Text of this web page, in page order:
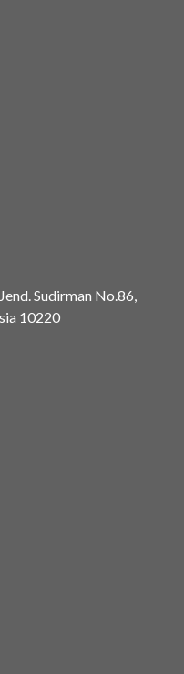
Sudirman No.86,
10220